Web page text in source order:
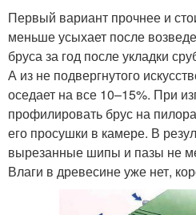
Первый вариант прочнее и
меньше усыхает после
бруса за год после укладки
А из не подвергнутого
оседает на все 10–15%. При
профилировать брус на
его просушки в камере. В
вырезанные шипы и пазы не
Влаги в древесине уже нет,